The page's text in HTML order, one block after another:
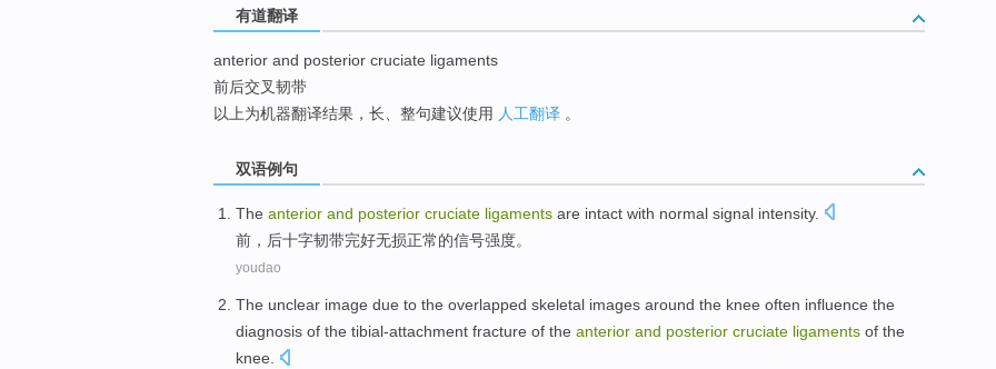
有道翻译
anterior and posterior cruciate ligaments
前后交叉韧带
以上为机器翻译结果，长、整句建议使用 人工翻译 。
双语例句
The anterior and posterior cruciate ligaments are intact with normal signal intensity.
前 ， 后十字韧带完好无损正常的信号强度。
youdao
The unclear image due to the overlapped skeletal images around the knee often influence the
diagnosis of the tibial-attachment fracture of the anterior and posterior cruciate ligaments of the
knee.